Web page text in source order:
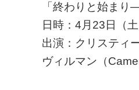
「終わりと始まり
日時：4月23日（
出演：クリスティ
ヴィルマン（